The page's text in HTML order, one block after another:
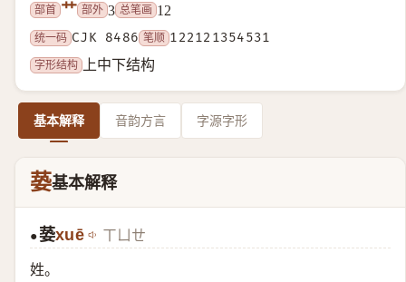
部首 艹 部外 3 总笔画 12
统一码 CJK 8486 笔顺 122121354531
字形结构
上中下结构
基本解释 音韵方言 字源字形
蒆基本解释
●蒆xuē ㄒㄩㄝ
姓。